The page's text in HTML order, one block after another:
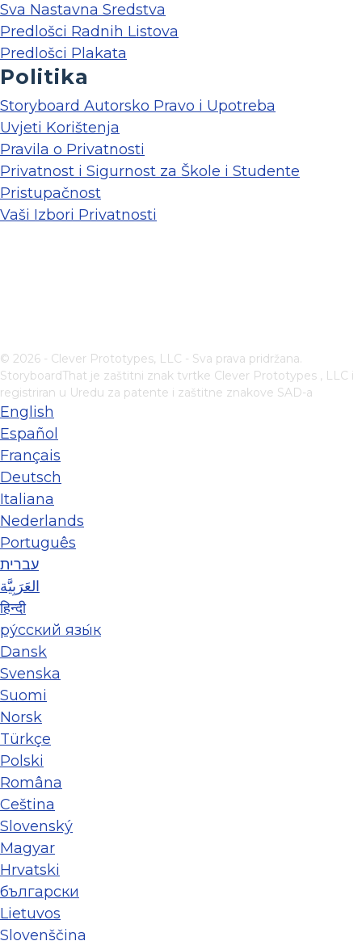
Sva Nastavna Sredstva
Predlošci Radnih Listova
Predlošci Plakata
Politika
Storyboard Autorsko Pravo i Upotreba
Uvjeti Korištenja
Pravila o Privatnosti
Privatnost i Sigurnost za Škole i Studente
Pristupačnost
Vaši Izbori Privatnosti
© 2026 - Clever Prototypes, LLC - Sva prava pridržana.
StoryboardThat je zaštitni znak tvrtke Clever Prototypes , LLC i
registriran u Uredu za patente i zaštitne znakove SAD-a
English
Español
Français
Deutsch
Italiana
Nederlands
Português
עברית
العَرَبِيَّة
हिन्दी
ру́сский язы́к
Dansk
Svenska
Suomi
Norsk
Türkçe
Polski
Româna
Ceština
Slovenský
Magyar
Hrvatski
български
Lietuvos
Slovenščina